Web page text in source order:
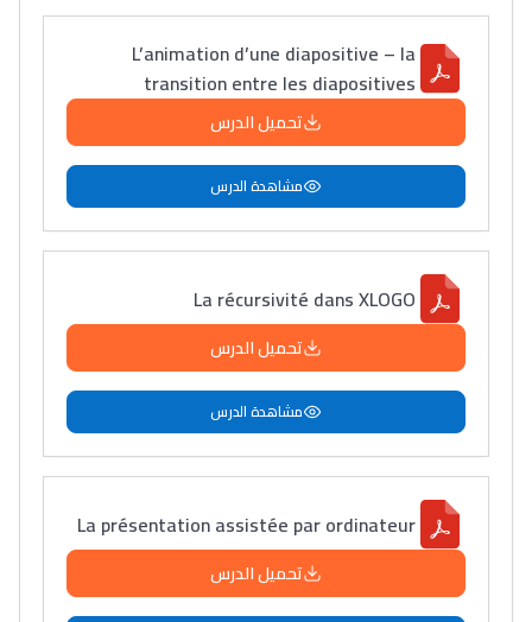
L’animation d’une diapositive – la
transition entre les diapositives
تحميل الدرس
مشاهدة الدرس
La récursivité dans XLOGO
تحميل الدرس
مشاهدة الدرس
La présentation assistée par ordinateur
تحميل الدرس